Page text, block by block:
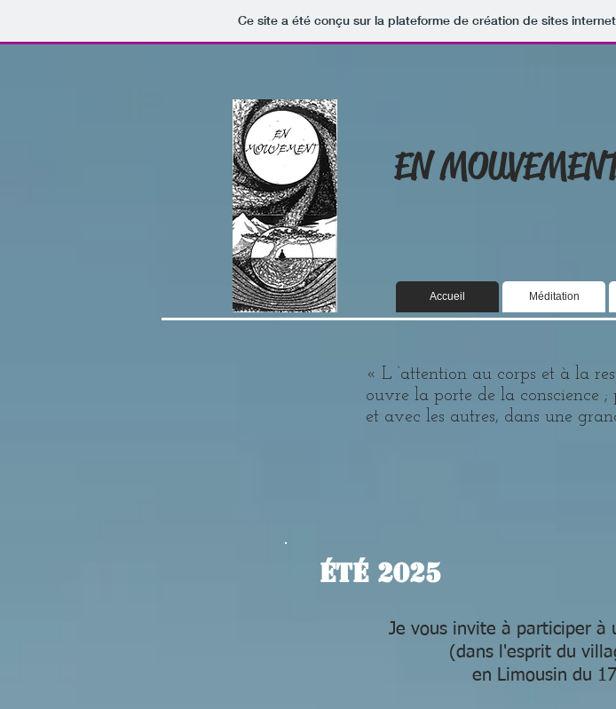
Ce site a été conçu sur la plateforme de création de sites internet
EN
Accueil Méditation
« L ‘attention au corps et à la
ouvre la porte de la conscience
et avec les autres, dans une
ÉTÉ 2025
Je vous invite à participer à
(dans l'esprit du
en Limousin du